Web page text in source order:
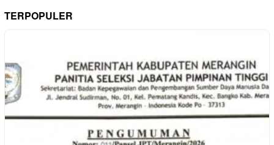
TERPOPULER